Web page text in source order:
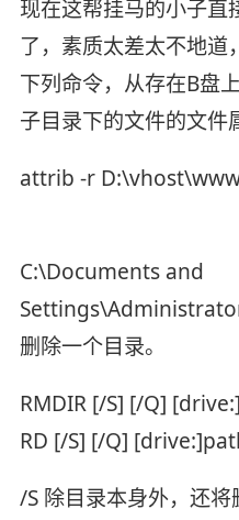
现在这帮挂马的小子直
了，素质太差太不地道，
下列命令，从存在B盘
子目录下的文件的文件
attrib -r
C:\Documents and
删除一个目录。
RMDIR [/S] [/Q]
RD [/S] [/Q]
/S 除目录本身外，还